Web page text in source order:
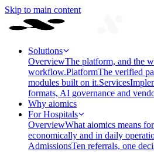
Skip to main content
Solutions
OverviewThe platform, and the
workflow.PlatformThe verified
modules built on it.Services
formats, AI governance and
Why aiomics
For Hospitals
OverviewWhat aiomics means
economically and in daily
AdmissionsTen referrals, one